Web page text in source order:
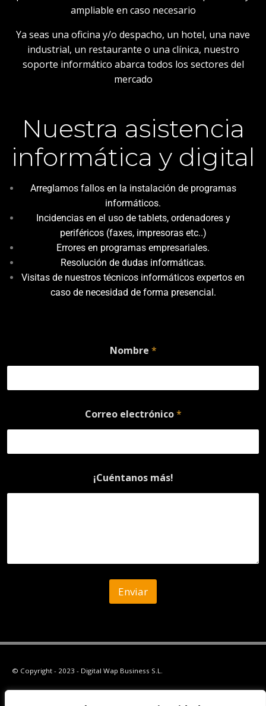
ampliable en caso necesario
Ya seas una oficina y/o despacho, un hotel, una nave
industrial, un restaurante o una clínica, nuestro
soporte informático abarca todos los sectores del
mercado
Nuestra asistencia
informática y digital
Arreglamos fallos en la instalación de programas
informáticos.
Incidencias en el uso de tablets, ordenadores y
periféricos (faxes, impresoras etc..)
Errores en programas empresariales.
Resolución de dudas informáticas.
Visitas de nuestros técnicos informáticos expertos en
caso de necesidad de forma presencial.
Nombre *
Correo electrónico*
¡Cuéntanos más!
Enviar
© Copyright - 2023 - Digital Wap Business S.L.